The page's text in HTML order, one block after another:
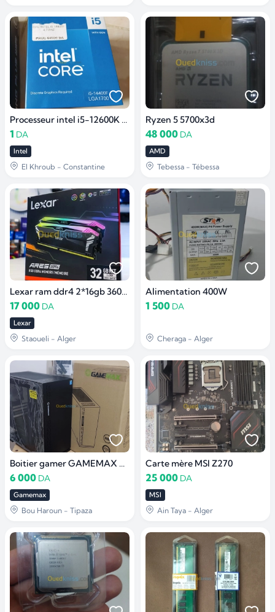
Processeur intel i5-12600K / i5-14400F
1 DA
Intel
El Khroub - Constantine
Ryzen 5 5700x3d
48 000 DA
AMD
Tebessa - Tébessa
Lexar ram ddr4 2*16gb 3600mhz
17 000 DA
Lexar
Staoueli - Alger
Alimentation 400W
1 500 DA
Cheraga - Alger
Boitier gamer GAMEMAX DARK RANGER H605-TR/1 fan ARGB
6 000 DA
Gamemax
Bou Haroun - Tipaza
Carte mère MSI Z270
25 000 DA
MSI
Ain Taya - Alger